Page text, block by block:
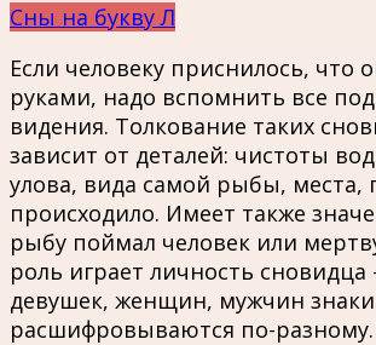
Сны на букву Л
Если человеку приснилось, что
руками, надо вспомнить все
видения. Толкование таких
зависит от деталей: чистоты
улова, вида самой рыбы, места,
происходило. Имеет также
рыбу поймал человек или
роль играет личность
девушек, женщин, мужчин знаки
расшифровываются по-разному.